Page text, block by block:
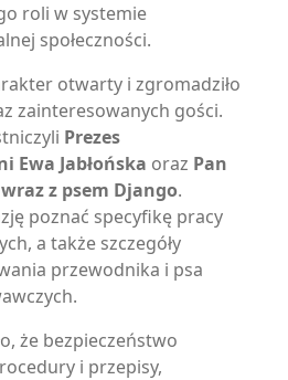
roli w systemie
społeczności.
otwarty i zgromadziło
zainteresowanych gości.
Prezes
Ewa Jabłońska oraz Pan
wraz z psem Django.
poznać specyfikę pracy
a także szczegóły
przewodnika i psa
że bezpieczeństwo
i przepisy,